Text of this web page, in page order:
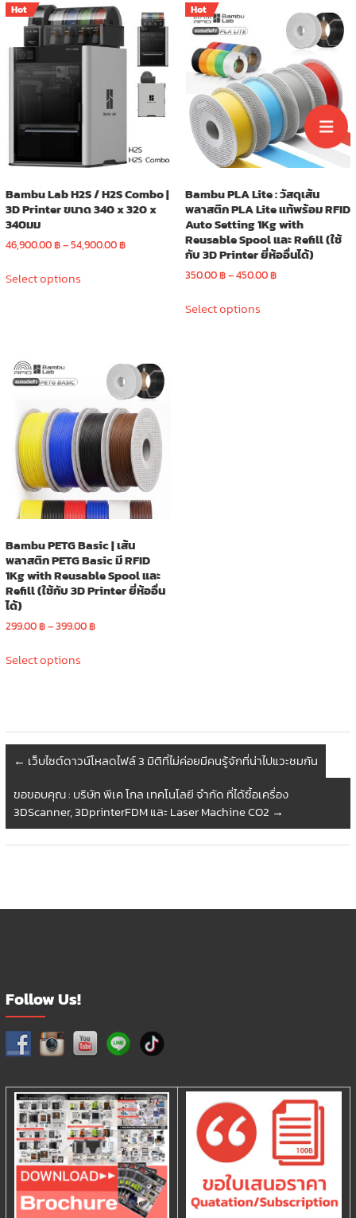
variants.
The
options
chosen
on
product
page
variants.
options
may
be
chosen
on
the
product
page
Hot
Bambu Lab H2S / H2S Combo |
3D Printer ขนาด 340 x 320 x
340มม
46,900.00฿–54,900.00฿Price
Select optionsproduct
options
be
chosen
on
the
product
page
Hot
Bambu PLA Lite : วัสดุเส้น
พลาสติก PLA Lite แท้พร้อม RFID
Auto Setting 1Kg with
Reusable Spool และ Refill (ใช้
กับ 3D Printer ยี่ห้ออื่นได้)
350.00฿–450.00฿Price
Select optionsproduct
Bambu PETG Basic | เส้น
พลาสติก PETG Basic มี RFID
1Kg with Reusable Spool และ
Refill (ใช้กับ 3D Printer ยี่ห้ออื่น
ได้)
299.00฿–399.00฿Price
Select optionsproduct
The
options
may
be
chosen
on
← เว็บไซต์ดาวน์โหลดไฟล์ 3 มิติที่ไม่ค่อยมีคนรู้จักที่น่าไปแวะชมกัน
ขอขอบคุณ : บริษัท พีเค โกล เทคโนโลยี จำกัด ที่ได้ซื้อเครื่อง
3DScanner, 3DprinterFDM และ Laser Machine CO2 →
Follow Us!